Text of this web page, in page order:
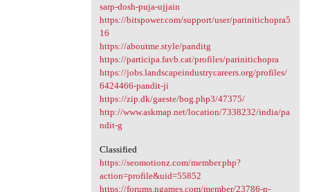
sarp-dosh-puja-ujjain
https://bitspower.com/support/user/parinitichopra5
16
https://aboutme.style/panditg
https://participa.favb.cat/profiles/parinitichopra
https://jobs.landscapeindustrycareers.org/profiles/
6424466-pandit-ji
https://zip.dk/gaeste/bog.php3/47375/
http://www.askmap.net/location/7338232/india/pa
ndit-g
Classified
https://seomotionz.com/member.php?
action=profile&uid=55852
https://forums.ngames.com/member/23786-n-